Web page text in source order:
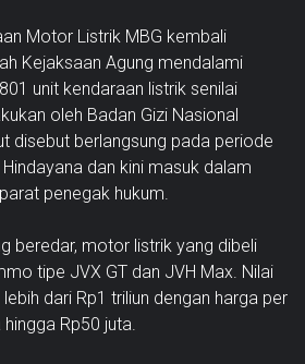
Motor Listrik MBG kembali
Kejaksaan Agung mendalami
unit kendaraan listrik senilai
oleh Badan Gizi Nasional
disebut berlangsung pada periode
dan kini masuk dalam
penegak hukum.
beredar, motor listrik yang dibeli
tipe JVX GT dan JVH Max. Nilai
dari Rp1 triliun dengan harga per
Rp50 juta.